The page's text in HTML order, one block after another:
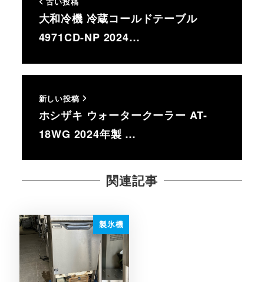
大和冷機 冷蔵コールドテーブル
4971CD-NP 2024…
新しい投稿
ホシザキ ウォータークーラー AT-
18WG 2024年製 …
関連記事
製氷機